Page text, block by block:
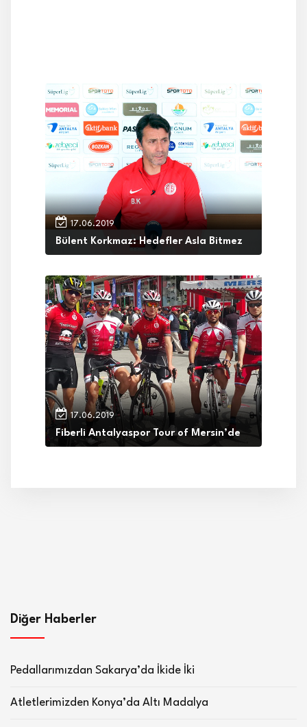
17.06.2019
Bülent Korkmaz: Hedefler Asla Bitmez
17.06.2019
Fiberli Antalyaspor Tour of Mersin’de
Diğer Haberler
Pedallarımızdan Sakarya’da İkide İki
Atletlerimizden Konya’da Altı Madalya